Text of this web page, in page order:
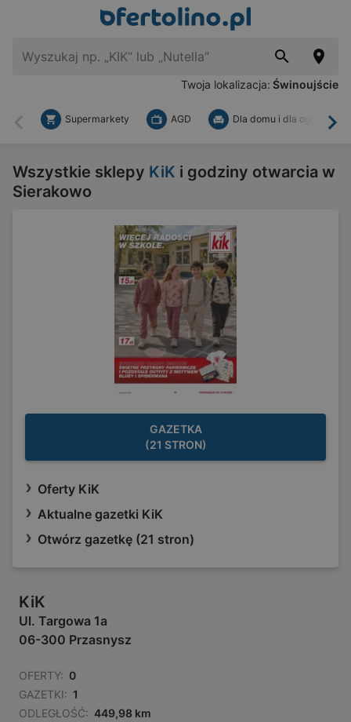
Twoja lokalizacja: Świnoujście
Wstecz
Supermarkety AGD Dla domu i dla ogrodu
Wszystkie sklepy KiK i godziny otwarcia w
Sierakowo
GAZETKA
(21 STRON)
Oferty KiK
Aktualne gazetki KiK
Otwórz gazetkę (21 stron)
KiK
Ul. Targowa 1a
06-300 Przasnysz
OFERTY: 0
GAZETKI: 1
ODLEGŁOŚĆ: 449,98 km